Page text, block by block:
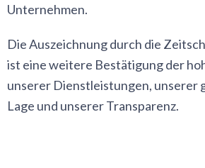
Unternehmen.
Die Auszeichnung durch die
ist eine weitere Bestätigung der
unserer Dienstleistungen, unserer
Lage und unserer Transparenz.